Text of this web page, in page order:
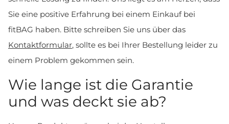
Sie eine positive Erfahrung bei einem Einkauf bei
fitBAG haben. Bitte schreiben Sie uns über das
Kontaktformular, sollte es bei Ihrer Bestellung leider zu
einem Problem gekommen sein.
Wie lange ist die Garantie
und was deckt sie ab?